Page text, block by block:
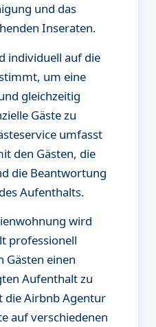
und das
Inseraten.
individuell auf die
um eine
gleichzeitig
Gäste zu
umfasst
den Gästen, die
die Beantwortung
Aufenthalts.
wird
professionell
einen
Aufenthalt zu
die Airbnb Agentur
auf verschiedenen